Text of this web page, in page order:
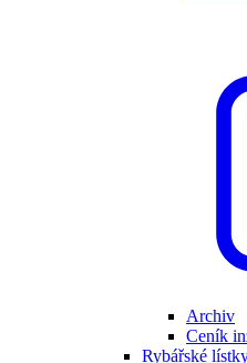
Archiv
Ceník
Rybářské